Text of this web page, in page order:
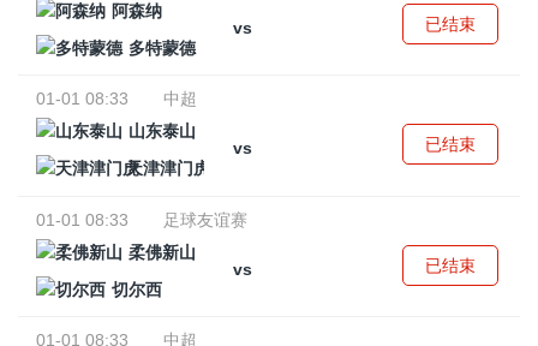
阿森纳
vs
多特蒙德
已结束
01-01 08:33
中超
山东泰山
vs
天津津门虎
已结束
01-01 08:33
足球友谊赛
柔佛新山
vs
切尔西
已结束
01-01 08:33 中超